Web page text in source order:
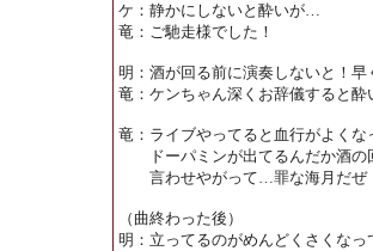
ケ：静かにしないと酔いが…
竜：ご馳走様でした！
明：酒が回る前に演奏しないと！
竜：ケンちゃん深くお辞儀すると酔
竜：ライブやってると血行がよくな
ドーパミンが出てるんだか酒の
言わせやがって…罪な海月だぜ
（曲終わった後）
明：立ってるのがめんどくさくなっ